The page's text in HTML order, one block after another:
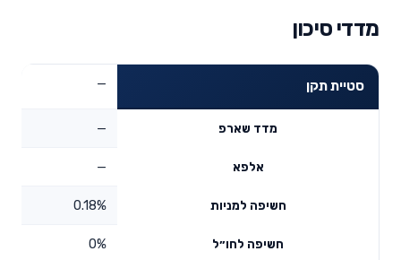
מדדי סיכון
סטיית תקן —
מדד שארפ —
אלפא —
חשיפה למניות 0.18%
חשיפה לחו״ל 0%